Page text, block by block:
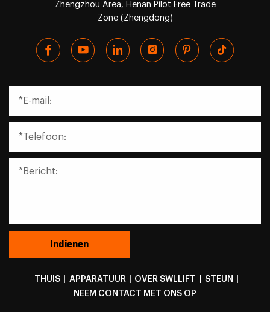
Zhengzhou Area, Henan Pilot Free Trade
Zone (Zhengdong)
THUIS APPARATUUR OVER SWLLIFT STEUN
NEEM CONTACT MET ONS OP